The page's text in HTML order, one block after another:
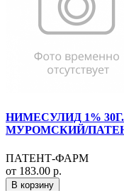
НИМЕСУЛИД 1%
МУРОМСКИЙ/
ПАТЕНТ-ФАРМ
от 183.00 р.
В корзину